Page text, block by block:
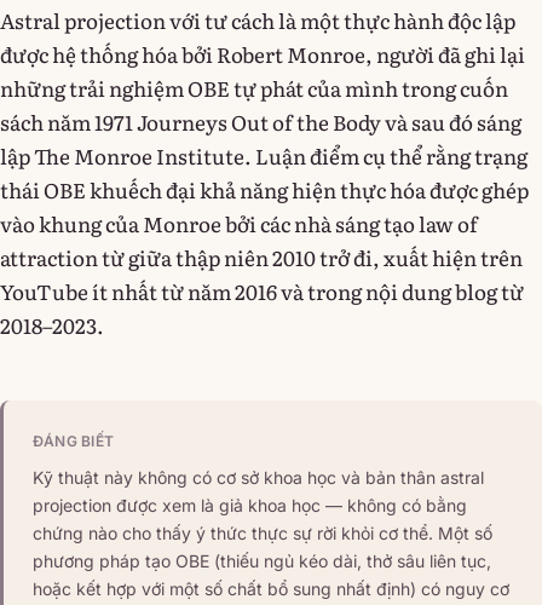
Astral projection với tư cách là một thực hành độc lập
được hệ thống hóa bởi Robert Monroe, người đã ghi lại
những trải nghiệm OBE tự phát của mình trong cuốn
sách năm 1971 Journeys Out of the Body và sau đó sáng
lập The Monroe Institute. Luận điểm cụ thể rằng trạng
thái OBE khuếch đại khả năng hiện thực hóa được ghép
vào khung của Monroe bởi các nhà sáng tạo law of
attraction từ giữa thập niên 2010 trở đi, xuất hiện trên
YouTube ít nhất từ năm 2016 và trong nội dung blog từ
2018–2023.
ĐÁNG BIẾT
Kỹ thuật này không có cơ sở khoa học và bản thân astral
projection được xem là giả khoa học — không có bằng
chứng nào cho thấy ý thức thực sự rời khỏi cơ thể. Một số
phương pháp tạo OBE (thiếu ngủ kéo dài, thở sâu liên tục,
hoặc kết hợp với một số chất bổ sung nhất định) có nguy cơ